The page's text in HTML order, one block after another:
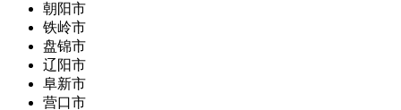
朝阳市
铁岭市
盘锦市
辽阳市
阜新市
营口市